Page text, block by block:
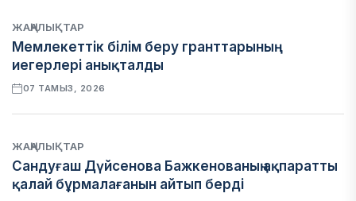
ЖАҢАЛЫҚТАР
Мемлекеттік білім беру гранттарының
иегерлері анықталды
07 ТАМЫЗ, 2026
ЖАҢАЛЫҚТАР
Сандуғаш Дүйсенова Бажкенованың ақпаратты
қалай бұрмалағанын айтып берді